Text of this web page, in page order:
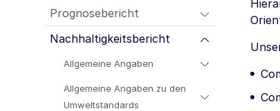
Prognosebericht
Nachhaltigkeitsbericht
Allgemeine Angaben
Allgemeine Angaben zu den
Umweltstandards